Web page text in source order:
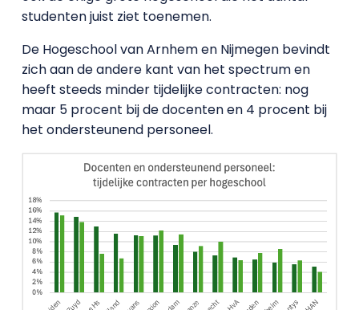
studenten juist ziet toenemen.
De Hogeschool van Arnhem en Nijmegen bevindt
zich aan de andere kant van het spectrum en
heeft steeds minder tijdelijke contracten: nog
maar 5 procent bij de docenten en 4 procent bij
het ondersteunend personeel.